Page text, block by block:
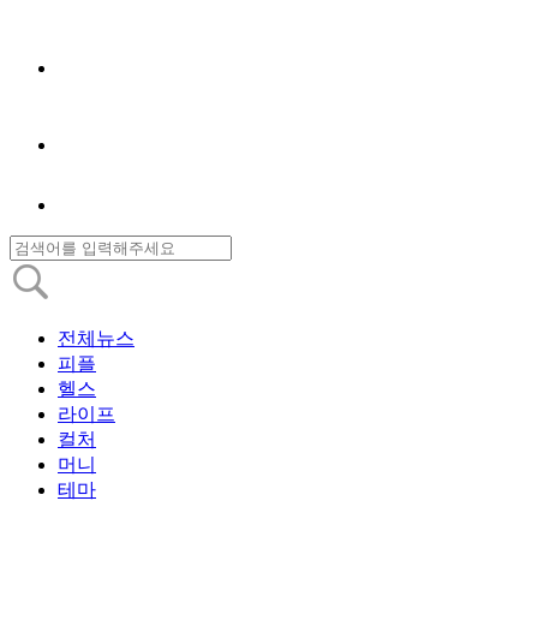
전체뉴스
피플
헬스
라이프
컬처
머니
테마